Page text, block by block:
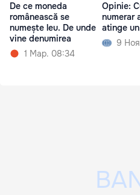
De ce moneda
românească se
numește leu. De unde
vine denumirea
1 Мар. 08:34
Opinie:
numerar
atinge
9